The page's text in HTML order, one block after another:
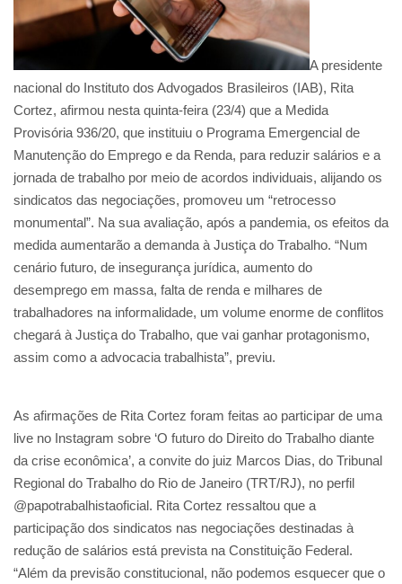
A presidente
nacional do Instituto dos Advogados Brasileiros (IAB), Rita
Cortez, afirmou nesta quinta-feira (23/4) que a Medida
Provisória 936/20, que instituiu o Programa Emergencial de
Manutenção do Emprego e da Renda, para reduzir salários e a
jornada de trabalho por meio de acordos individuais, alijando os
sindicatos das negociações, promoveu um “retrocesso
monumental”. Na sua avaliação, após a pandemia, os efeitos da
medida aumentarão a demanda à Justiça do Trabalho. “Num
cenário futuro, de insegurança jurídica, aumento do
desemprego em massa, falta de renda e milhares de
trabalhadores na informalidade, um volume enorme de conflitos
chegará à Justiça do Trabalho, que vai ganhar protagonismo,
assim como a advocacia trabalhista”, previu.
As afirmações de Rita Cortez foram feitas ao participar de uma
live no Instagram sobre ‘O futuro do Direito do Trabalho diante
da crise econômica’, a convite do juiz Marcos Dias, do Tribunal
Regional do Trabalho do Rio de Janeiro (TRT/RJ), no perfil
@papotrabalhistaoficial. Rita Cortez ressaltou que a
participação dos sindicatos nas negociações destinadas à
redução de salários está prevista na Constituição Federal.
“Além da previsão constitucional, não podemos esquecer que o